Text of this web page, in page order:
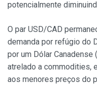
potencialmente
O par USD/CAD
demanda por refúgio do
por um Dólar Canadense
atrelado a commodities,
aos menores preços do